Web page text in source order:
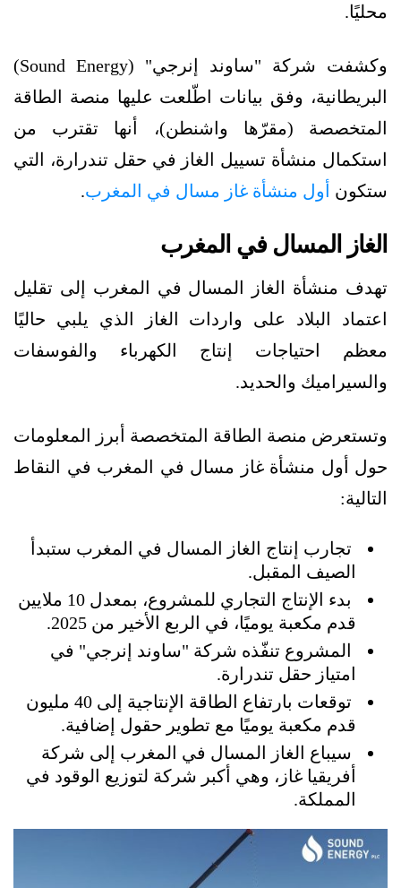
محليًا.
وكشفت شركة "ساوند إنرجي" (Sound Energy)
البريطانية، وفق بيانات اطّلعت عليها منصة الطاقة
المتخصصة (مقرّها واشنطن)، أنها تقترب من
استكمال منشأة تسييل الغاز في حقل تندرارة، التي
ستكون أول منشأة غاز مسال في المغرب.
الغاز المسال في المغرب
تهدف منشأة الغاز المسال في المغرب إلى تقليل
اعتماد البلاد على واردات الغاز الذي يلبي حاليًا
معظم احتياجات إنتاج الكهرباء والفوسفات
والسيراميك والحديد.
وتستعرض منصة الطاقة المتخصصة أبرز المعلومات
حول أول منشأة غاز مسال في المغرب في النقاط
التالية:
تجارب إنتاج الغاز المسال في المغرب ستبدأ
الصيف المقبل.
بدء الإنتاج التجاري للمشروع، بمعدل 10 ملايين
قدم مكعبة يوميًا، في الربع الأخير من 2025.
المشروع تنفّذه شركة "ساوند إنرجي" في
امتياز حقل تندرارة.
توقعات بارتفاع الطاقة الإنتاجية إلى 40 مليون
قدم مكعبة يوميًا مع تطوير حقول إضافية.
سيباع الغاز المسال في المغرب إلى شركة
أفريقيا غاز، وهي أكبر شركة لتوزيع الوقود في
المملكة.